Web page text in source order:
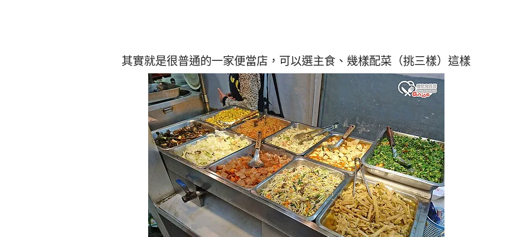
其實就是很普通的一家便當店，可以選主食、幾樣配菜（挑三樣）這樣